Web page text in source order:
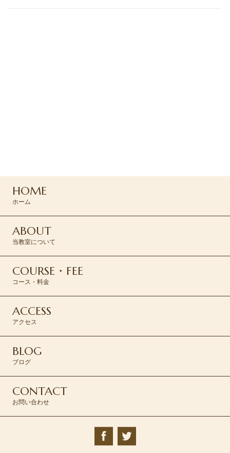
HOME
ホーム
ABOUT
当教室について
COURSE・FEE
コース・料金
ACCESS
アクセス
BLOG
ブログ
CONTACT
お問い合わせ